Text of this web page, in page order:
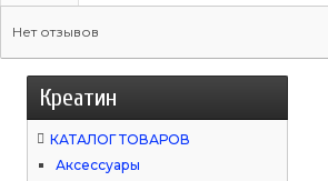
Нет отзывов
Креатин
КАТАЛОГ ТОВАРОВ
Аксессуары